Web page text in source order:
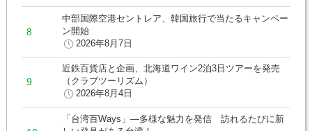
中部国際空港セントレア、韓国旅行で当たるキャンペー
ン開始
2026年8月7日
近鉄百貨店と企画、北海道ワイン2泊3日ツアーを発売
（クラブツーリズム）
2026年8月4日
「台湾百Ways」―多様な魅力を発信 訪れるたびに新